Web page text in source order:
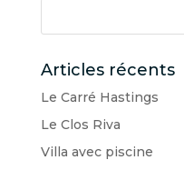
Articles récents
Le Carré Hastings
Le Clos Riva
Villa avec piscine